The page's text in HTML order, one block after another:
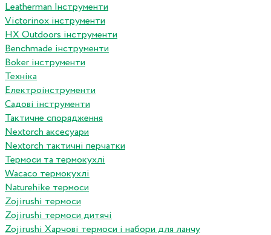
Leatherman Інструменти
Victorinox інструменти
HX Outdoors інструменти
Benchmade інструменти
Boker інструменти
Техніка
Електроінструменти
Садові інструменти
Тактичне спорядження
Nextorch аксесуари
Nextorch тактичні перчатки
Термоси та термокухлі
Wacaco термокухлі
Naturehike термоси
Zojirushi термоси
Zojirushi термоси дитячі
Zojirushi Харчові термоси і набори для ланчу